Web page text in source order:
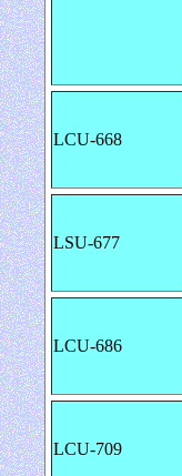
LCU-668
LSU-677
LCU-686
LCU-709